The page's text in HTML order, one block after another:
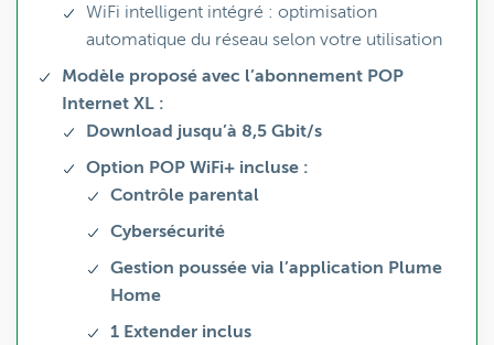
WiFi intelligent intégré : optimisation
automatique du réseau selon votre utilisation
Modèle proposé avec l’abonnement POP
Internet XL :
Download jusqu’à 8,5 Gbit/s
Option POP WiFi+ incluse :
Contrôle parental
Cybersécurité
Gestion poussée via l’application Plume
Home
1 Extender inclus